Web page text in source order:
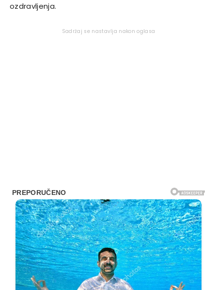
ozdravljenja.
Sadržaj se nastavlja nakon oglasa